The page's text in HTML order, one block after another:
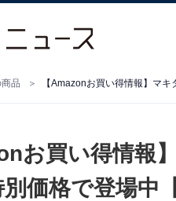
品 【Amazonお買い得情報】マ
お買い得情報
価格で登場中